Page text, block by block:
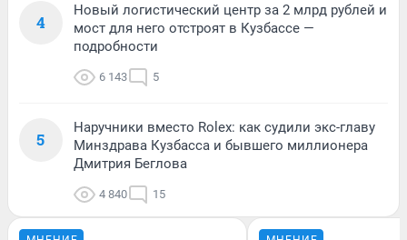
4
Новый логистический центр за 2 млрд рублей и
мост для него отстроят в Кузбассе —
подробности
6 143 5
5
Наручники вместо Rolex: как судили экс-главу
Минздрава Кузбасса и бывшего миллионера
Дмитрия Беглова
4 840 15